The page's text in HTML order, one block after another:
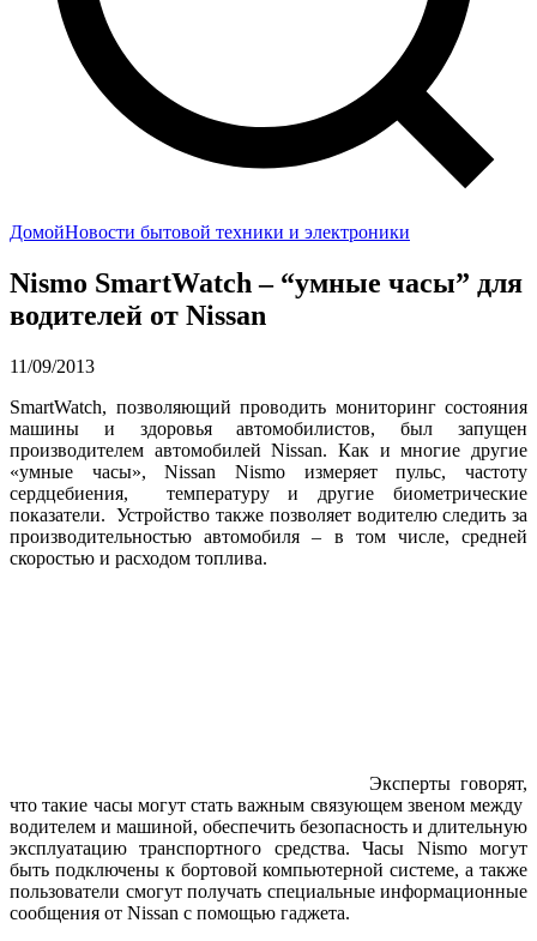
ДомойНовости бытовой техники и электроники
Nismo SmartWatch – “умные часы” для
водителей от Nissan
11/09/2013
SmartWatch, позволяющий проводить мониторинг состояния
машины и здоровья автомобилистов, был запущен
производителем автомобилей Nissan. Как и многие другие
«умные часы», Nissan Nismo измеряет пульс, частоту
сердцебиения, температуру и другие биометрические
показатели. Устройство также позволяет водителю следить за
производительностью автомобиля – в том числе, средней
скоростью и расходом топлива.
Эксперты говорят,
что такие часы могут стать важным связующем звеном между
водителем и машиной, обеспечить безопасность и длительную
эксплуатацию транспортного средства. Часы Nismo могут
быть подключены к бортовой компьютерной системе, а также
пользователи смогут получать специальные информационные
сообщения от Nissan с помощью гаджета.